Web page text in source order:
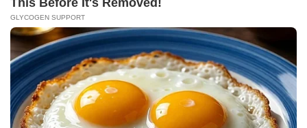
© 2026 iBilingua
Політика конфіденційності та умови користування